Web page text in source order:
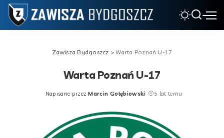
Zawisza Bydgoszcz >Warta Poznań U-17
Warta Poznań U-17
Posted
Napisane przez Marcin Gołębiowski 5 lat temu